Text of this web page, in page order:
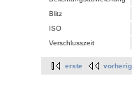
Blitz
ISO
Verschlusszeit
erste